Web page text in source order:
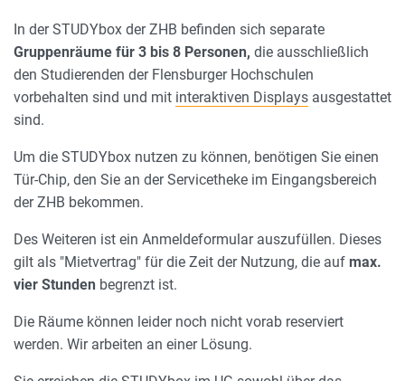
In der STUDYbox der ZHB befinden sich separate
Gruppenräume für 3 bis 8 Personen, die ausschließlich
den Studierenden der Flensburger Hochschulen
vorbehalten sind und mit interaktiven Displays ausgestattet
sind.
Um die STUDYbox nutzen zu können, benötigen Sie einen
Tür-Chip, den Sie an der Servicetheke im Eingangsbereich
der ZHB bekommen.
Des Weiteren ist ein Anmeldeformular auszufüllen. Dieses
gilt als "Mietvertrag" für die Zeit der Nutzung, die auf max.
vier Stunden begrenzt ist.
Die Räume können leider noch nicht vorab reserviert
werden. Wir arbeiten an einer Lösung.